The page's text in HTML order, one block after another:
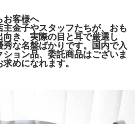
お客様へ
金子やスタッフたちが、おも
き、実際の目と耳で厳選し
な名盤ばかりです。国内で入
ョン品、委託商品はございま
めになれます。